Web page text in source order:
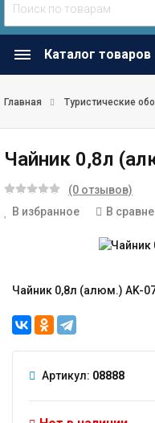
Каталог товаров
Главная Туристические
Чайник 0,8л
(0 отзывов)
В избранное
В
Чайник 0,8л (алюм.) AK-
Артикул: 08888